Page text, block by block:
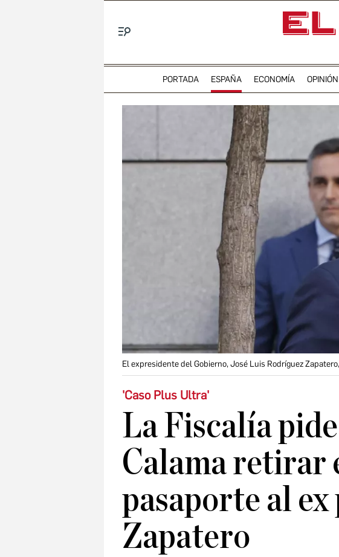
PORTADA ESPAÑA ECONOMÍA OPINIÓN
El expresidente del Gobierno, José Luis Rodríguez
'Caso Plus Ultra'
La Fiscalía
Calama retirar
pasaporte al
Zapatero